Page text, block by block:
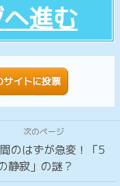
進む
サイトに投票
次のページ
のはずが急変！「5
静寂」の謎？